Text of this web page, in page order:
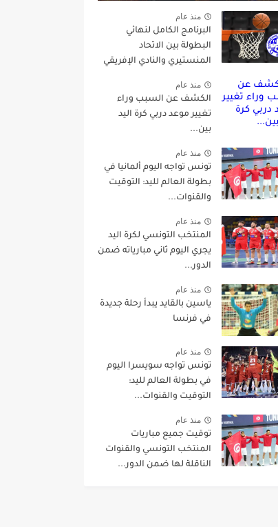
منذ عام
البرنامج الكامل لنهائي
البطولة بين الاتحاد
المنستيري والنادي الإفريقي
منذ عام
الكشف عن السبب وراء
تغيير موعد دربي كرة اليد
بين...
منذ عام
تونس تواجه اليوم ألمانيا في
بطولة العالم لليد: التوقيت
والقنوات...
منذ عام
المنتخب التونسي لكرة اليد
يجري اليوم ثاني مبارياته ضمن
الدور...
منذ عام
ياسين بالقايد يبدأ رحلة جديدة
في فرنسا
منذ عام
تونس تواجه سويسرا اليوم
في بطولة العالم لليد:
التوقيت والقنوات...
منذ عام
توقيت جميع مباريات
المنتخب التونسي والقنوات
الناقلة لها ضمن الدور...